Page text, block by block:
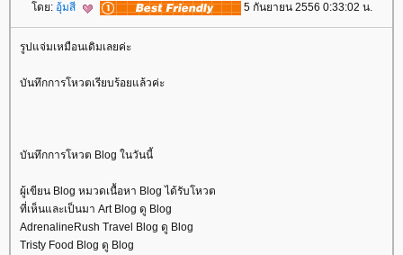
ดย: อุ้มสี 5 กันยายน 2556 0:33:02 น.
รูปแจ่มเหมือนเดิมเลยค่ะ
บันทึกการโหวตเรียบร้อยแล้วค่ะ
บันทึกการโหวต Blog ในวันนี้
ผู้เขียน Blog หมวดเนื้อหา Blog ได้รับโหวต
ที่เห็นและเป็นมา Art Blog ดู Blog
AdrenalineRush Travel Blog ดู Blog
Tristy Food Blog ดู Blog